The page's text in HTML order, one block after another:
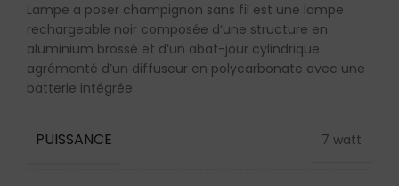
Lampe a poser champignon sans fil est une lampe
rechargeable noir composée d’une structure en
aluminium brossé et d’un abat-jour cylindrique
agrémenté d’un diffuseur en polycarbonate avec une
batterie intégrée.
PUISSANCE 7 watt